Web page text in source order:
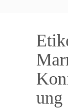
ung